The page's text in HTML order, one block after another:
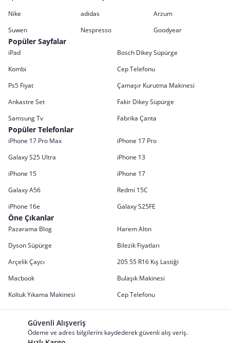
Nike
adidas
Arzum
Suwen
Nespresso Goodyear
Popüler Sayfalar
iPad
Bosch Dikey Süpürge
Kombi
Cep Telefonu
Ps5 Fiyat
Çamaşır Kurutma Makinesi
Ankastre Set
Fakir Dikey Süpürge
Samsung Tv
Fabrika Çanta
Popüler Telefonlar
iPhone 17 Pro Max
iPhone 17 Pro
Galaxy S25 Ultra
iPhone 13
iPhone 15
iPhone 17
Galaxy A56
Redmi 15C
iPhone 16e
Galaxy S25FE
Öne Çıkanlar
Pazarama Blog
Harem Altın
Dyson Süpürge
Bilezik Fiyatları
Arçelik Çaycı
205 55 R16 Kış Lastiği
Macbook
Bulaşık Makinesi
Koltuk Yıkama Makinesi
Cep Telefonu
Güvenli Alışveriş
Ödeme ve adres bilgilerini kaydederek güvenli alış veriş.